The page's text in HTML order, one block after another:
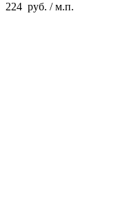
224 руб. / м.п.